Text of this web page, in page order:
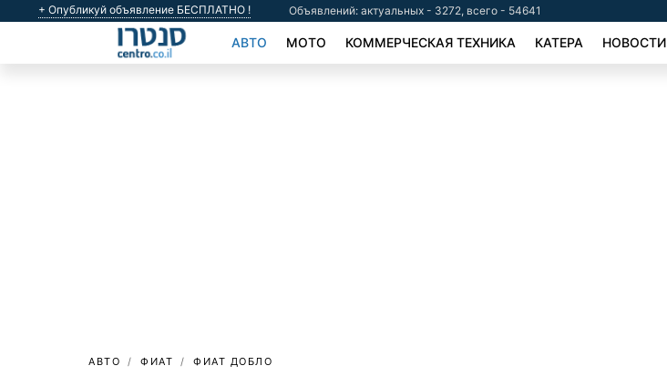
+ Опубликуй объявление БЕСПЛАТНО ! Объявлений: актуальных - 3272, всего - 54641
АВТО МОТО КОММЕРЧЕСКАЯ ТЕХНИКА КАТЕРА НОВОСТИ
АВТО ФИАТ ФИАТ ДОБЛО